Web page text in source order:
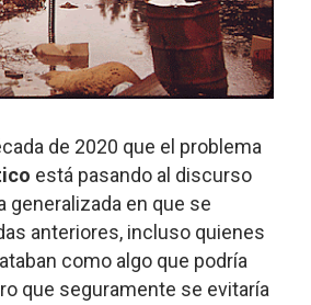
de 2020 que el problema
está pasando al discurso
generalizada en que se
anteriores, incluso quienes
como algo que podría
que seguramente se evitaría